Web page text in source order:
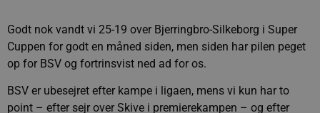
Godt nok vandt vi 25-19 over Bjerringbro-Silkeborg i Super
Cuppen for godt en måned siden, men siden har pilen peget
op for BSV og fortrinsvist ned ad for os.
BSV er ubesejret efter kampe i ligaen, mens vi kun har to
point – efter sejr over Skive i premierekampen – og efter